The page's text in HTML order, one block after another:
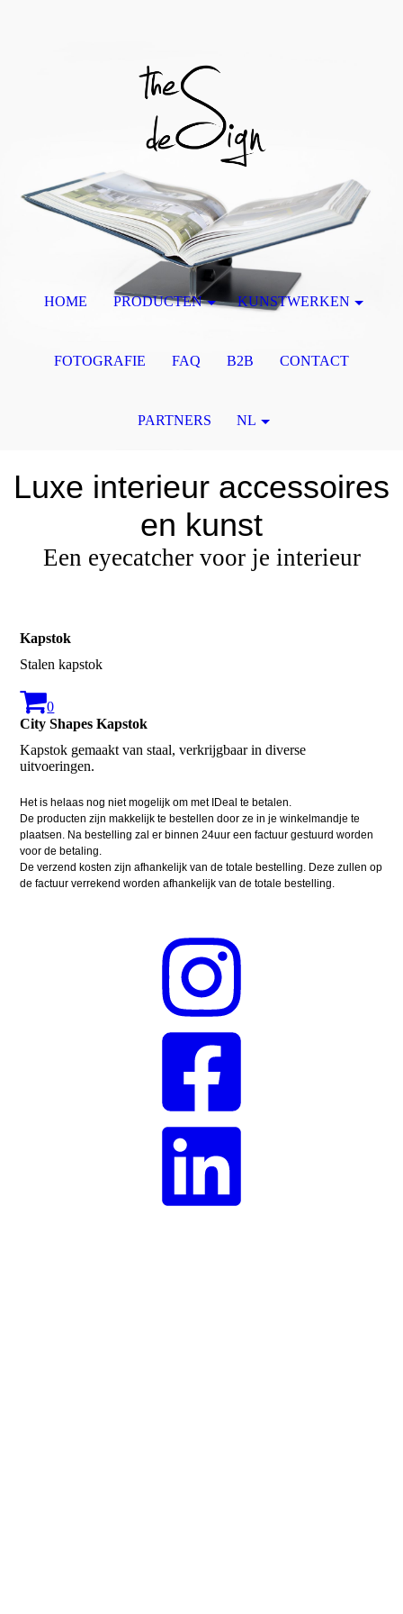
Luxe interieur accessoires
en kunst
Een eyecatcher voor je interieur
Kapstok
Stalen kapstok
0
City Shapes Kapstok
Kapstok gemaakt van staal, verkrijgbaar in diverse
Het is helaas nog niet mogelijk om met IDeal te betalen.
De producten zijn makkelijk te bestellen door ze in je winkelmandje te
plaatsen. Na bestelling zal er binnen 24uur een factuur gestuurd worden
voor de betaling.
De verzend kosten zijn afhankelijk van de totale bestelling. Deze zullen op
de factuur verrekend worden afhankelijk van de totale bestelling.
HOME PRODUCTEN KUNSTWERKEN
FOTOGRAFIE FAQ B2B CONTACT
PARTNERS NL